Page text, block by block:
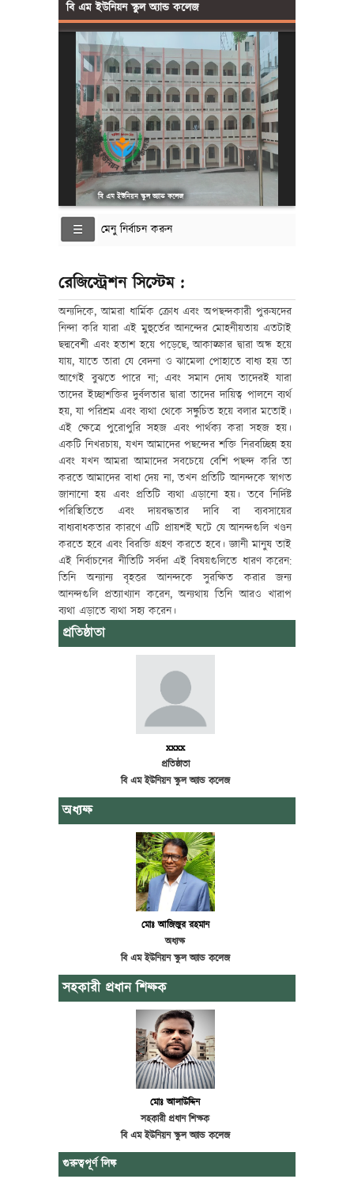
বি এম ইউনিয়ন স্কুল অ্যান্ড কলেজ
বি এম ইউনিয়ন স্কুল অ্যান্ড কলেজ
মেনু নির্বাচন করুন
রেজিস্ট্রেশন সিস্টেম :
অন্যদিকে, আমরা ধার্মিক ক্রোধ এবং অপছন্দকারী পুরুষদের
নিন্দা করি যারা এই মুহুর্তের আনন্দের মোহনীয়তায় এতটাই
ছদ্মবেশী এবং হতাশ হয়ে পড়েছে, আকাঙ্ক্ষার দ্বারা অন্ধ হয়ে
যায়, যাতে তারা যে বেদনা ও ঝামেলা পোহাতে বাধ্য হয় তা
আগেই বুঝতে পারে না; এবং সমান দোষ তাদেরই যারা
তাদের ইচ্ছাশক্তির দুর্বলতার দ্বারা তাদের দায়িত্ব পালনে ব্যর্থ
হয়, যা পরিশ্রম এবং ব্যথা থেকে সঙ্কুচিত হয়ে বলার মতোই।
এই ক্ষেত্রে পুরোপুরি সহজ এবং পার্থক্য করা সহজ হয়।
একটি নিখরচায়, যখন আমাদের পছন্দের শক্তি নিরবচ্ছিন্ন হয়
এবং যখন আমরা আমাদের সবচেয়ে বেশি পছন্দ করি তা
করতে আমাদের বাধা দেয় না, তখন প্রতিটি আনন্দকে স্বাগত
জানানো হয় এবং প্রতিটি ব্যথা এড়ানো হয়। তবে নির্দিষ্ট
পরিস্থিতিতে এবং দায়বদ্ধতার দাবি বা ব্যবসায়ের
বাধ্যবাধকতার কারণে এটি প্রায়শই ঘটে যে আনন্দগুলি খণ্ডন
করতে হবে এবং বিরক্তি গ্রহণ করতে হবে। জ্ঞানী মানুষ তাই
এই নির্বাচনের নীতিটি সর্বদা এই বিষয়গুলিতে ধারণ করেন:
তিনি অন্যান্য বৃহত্তর আনন্দকে সুরক্ষিত করার জন্য
আনন্দগুলি প্রত্যাখ্যান করেন, অন্যথায় তিনি আরও খারাপ
ব্যথা এড়াতে ব্যথা সহ্য করেন।
প্রতিষ্ঠাতা
xxxx
প্রতিষ্ঠাতা
বি এম ইউনিয়ন স্কুল অ্যান্ড কলেজ
অধ্যক্ষ
মোঃ আজিজুর রহমান
অধ্যক্ষ
বি এম ইউনিয়ন স্কুল অ্যান্ড কলেজ
সহকারী প্রধান শিক্ষক
মোঃ আলাউদ্দিন
সহকারী প্রধান শিক্ষক
বি এম ইউনিয়ন স্কুল অ্যান্ড কলেজ
গুরুত্বপূর্ণ লিঙ্ক